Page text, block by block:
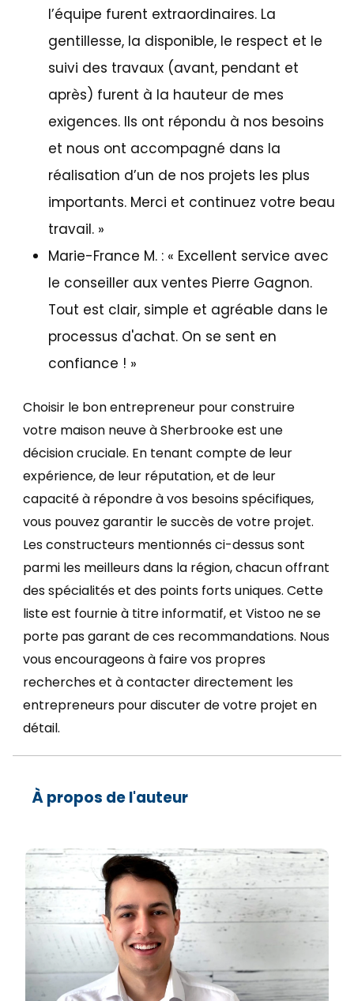
l’équipe furent extraordinaires. La
gentillesse, la disponible, le respect et le
suivi des travaux (avant, pendant et
après) furent à la hauteur de mes
exigences. Ils ont répondu à nos besoins
et nous ont accompagné dans la
réalisation d’un de nos projets les plus
importants. Merci et continuez votre beau
travail. »
Marie-France M. : « Excellent service avec
le conseiller aux ventes Pierre Gagnon.
Tout est clair, simple et agréable dans le
processus d'achat. On se sent en
confiance ! »
Choisir le bon entrepreneur pour construire
votre maison neuve à Sherbrooke est une
décision cruciale. En tenant compte de leur
expérience, de leur réputation, et de leur
capacité à répondre à vos besoins spécifiques,
vous pouvez garantir le succès de votre projet.
Les constructeurs mentionnés ci-dessus sont
parmi les meilleurs dans la région, chacun offrant
des spécialités et des points forts uniques. Cette
liste est fournie à titre informatif, et Vistoo ne se
porte pas garant de ces recommandations. Nous
vous encourageons à faire vos propres
recherches et à contacter directement les
entrepreneurs pour discuter de votre projet en
détail.
À propos de l'auteur